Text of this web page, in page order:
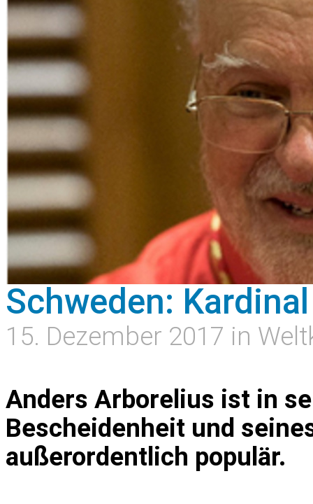
Schweden: Kardinal
15. Dezember 2017 in
Anders Arborelius ist in
Bescheidenheit und
außerordentlich populär.